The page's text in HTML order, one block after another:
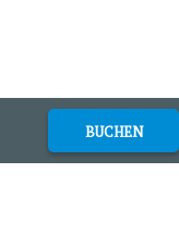
BUCHEN